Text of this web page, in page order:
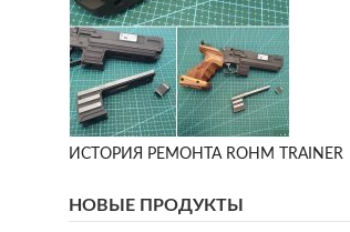
ИСТОРИЯ РЕМОНТА ROHM TRAINER
НОВЫЕ ПРОДУКТЫ